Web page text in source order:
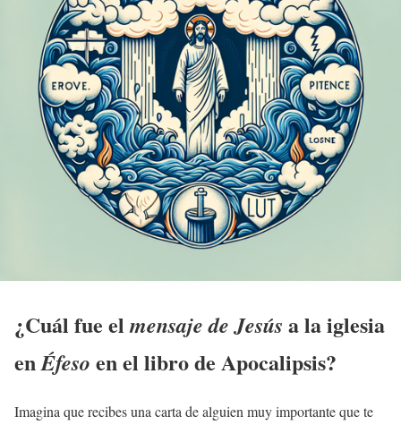
¿Cuál fue elmensaje de Jesús a laiglesia
enÉfeso en el libro de Apocalipsis?
Imagina que recibes una carta de alguien muy importante que te